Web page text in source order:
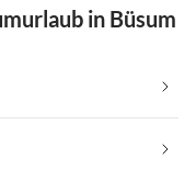
in Büsum